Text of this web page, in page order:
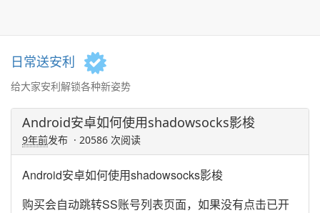
日常送安利
给大家安利解锁各种新姿势
Android安卓如何使用shadowsocks影梭
9年前发布 · 20586 次阅读
Android安卓如何使用shadowsocks影梭
购买会自动跳转SS账号列表页面，如果没有点击已开